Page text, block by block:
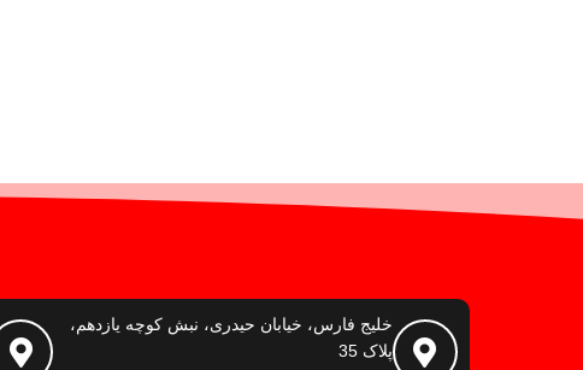
خلیج فارس، خیابان حیدری، نبش کوچه یازدهم،
پلاک 35